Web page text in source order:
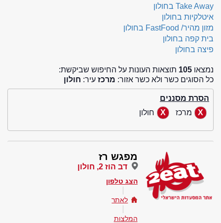
Take Away בחולון
איטלקיות בחולון
מזון מהיר/ FastFood בחולון
בית קפה בחולון
פיצה בחולון
נמצאו 105 תוצאות העונות על החיפוש שביקשת:
כל הסוגים כשר ולא כשר אזור: מרכז עיר: חולון
הסרת מסננים
מרכז
חולון
מפגש רז
דב הוז 2, חולון
הצג טלפון
לאתר
המלצות